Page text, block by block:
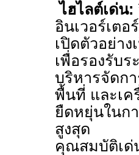
ไฮไลต์เด่น:
อินเวอร์เตอ
เปิดตัวอย่า
เพื่อรองรับ
บริหารจัดก
พื้นที่ และเค
ยืดหยุ่นในก
สูงสุด
คุณสมบัติเด่